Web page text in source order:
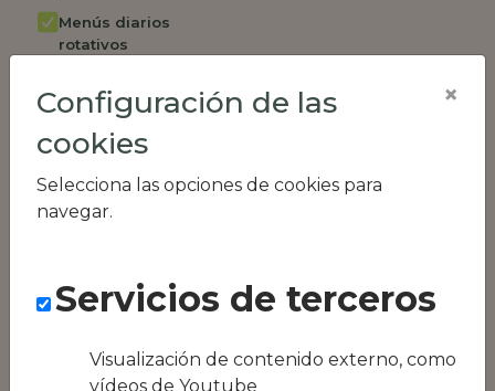
Menús diarios
rotativos
semanalmente
Factura única
Acceso individual
RR.HH
equipos híbridos
Configuración de las
cookies
Selecciona las opciones de cookies para
navegar.
×
Servicios de terceros
Visualización de contenido externo, como
vídeos de Youtube